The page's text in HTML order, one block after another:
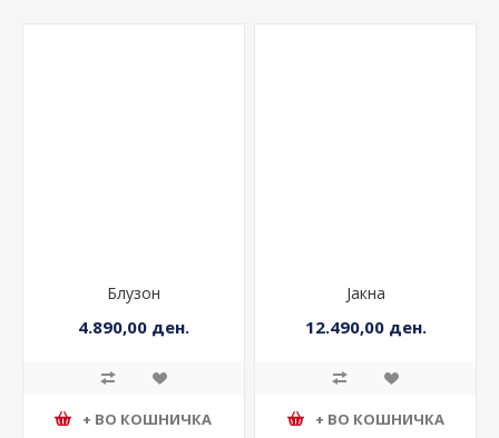
Блузон
4.890,00 ден.
+ ВО КОШНИЧКА
Јакна
12.490,00 ден.
+ ВО КОШНИЧКА